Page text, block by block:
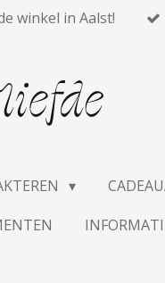
winkel in Aalst!